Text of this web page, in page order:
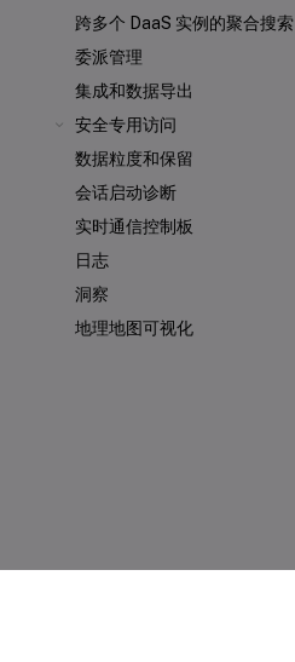
跨多个 DaaS 实例的聚合搜索
委派管理
集成和数据导出
安全专用访问
数据粒度和保留
会话启动诊断
实时通信控制板
日志
洞察
地理地图可视化